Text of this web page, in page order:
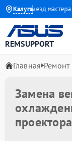
Калуга
Выезд мастера
REMSUPPORT
Главная Ремонт
Замена